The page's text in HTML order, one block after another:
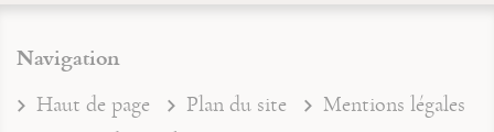
Navigation
Haut de page Plan du site
Mentions légales